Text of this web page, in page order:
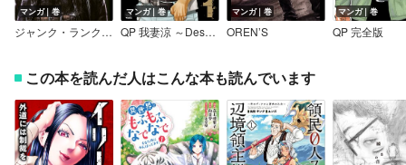
マンガ｜巻
ジャンク・ランク・ファミリー
マンガ｜巻
QP 我妻涼 ～Desperado～
マンガ｜巻
OREN’S
マンガ｜巻
QP 完全版
この本を読んだ人はこんな本も読んでいます